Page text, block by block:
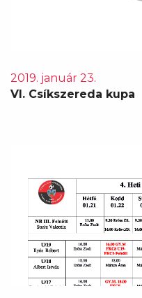
2019. január 23.
VI. Csíkszereda kupa